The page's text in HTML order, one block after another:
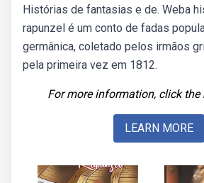
Histórias de fantasias e de. Weba
rapunzel é um conto de fadas
germânica, coletado pelos irmãos
pela primeira vez em 1812.
For more information, click the
LEARN MORE